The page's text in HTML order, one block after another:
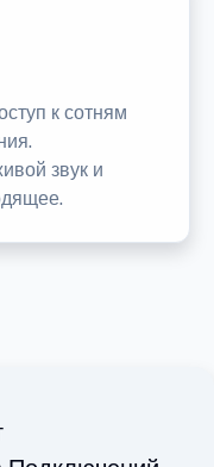
к сотням
звук и